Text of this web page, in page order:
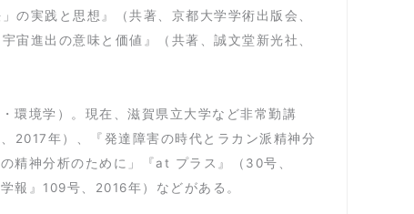
実践と思想』（共著、京都大学学術出版会、
進出の意味と価値』（共著、誠文堂新光社、
環境学）。現在、滋賀県立大学など非常勤講
2017年）、『発達障害の時代とラカン派精神分
精神分析のために」『at プラス』（30号、
』109号、2016年）などがある。